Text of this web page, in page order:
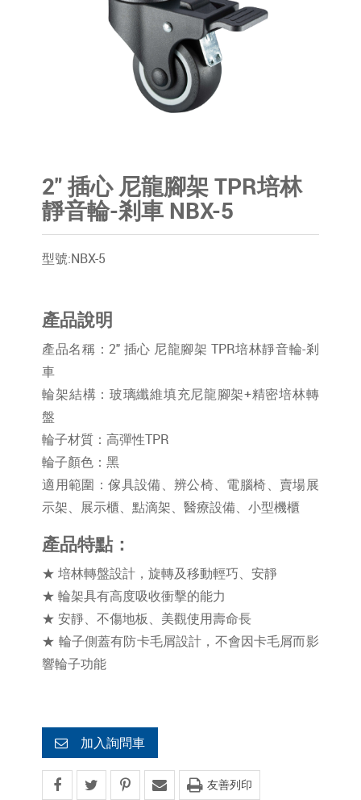
2" 插心 尼龍腳架 TPR培林
靜音輪-剎車 NBX-5
型號:NBX-5
產品說明
產品名稱：2" 插心 尼龍腳架 TPR培林靜音輪-剎
車
輪架結構：玻璃纖維填充尼龍腳架+精密培林轉
盤
輪子材質：高彈性TPR
輪子顏色：黑
適用範圍：傢具設備、辨公椅、電腦椅、賣場展
示架、展示櫃、點滴架、醫療設備、小型機櫃
產品特點：
★ 培林轉盤設計，旋轉及移動輕巧、安靜
★ 輪架具有高度吸收衝擊的能力
★ 安靜、不傷地板、美觀使用壽命長
★ 輪子側蓋有防卡毛屑設計，不會因卡毛屑而影
響輪子功能
加入詢問車
友善列印